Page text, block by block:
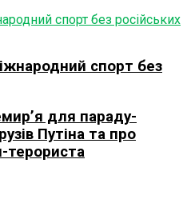
спорт без
для параду-
Путіна та про
терориста